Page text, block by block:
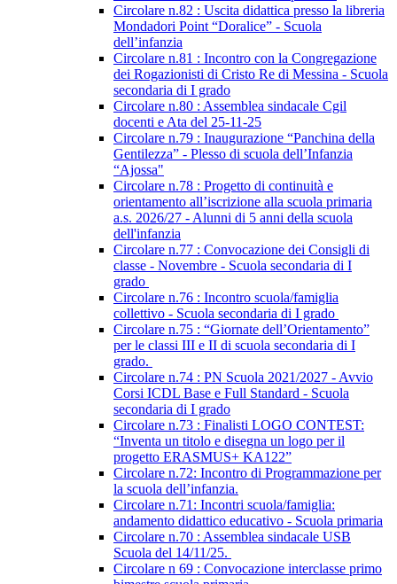
Circolare n.82 : Uscita didattica presso la libreria
Mondadori Point “Doralice” - Scuola
dell’infanzia
Circolare n.81 : Incontro con la Congregazione
dei Rogazionisti di Cristo Re di Messina - Scuola
secondaria di I grado
Circolare n.80 : Assemblea sindacale Cgil
docenti e Ata del 25-11-25
Circolare n.79 : Inaugurazione “Panchina della
Gentilezza” - Plesso di scuola dell’Infanzia
“Ajossa"
Circolare n.78 : Progetto di continuità e
orientamento all’iscrizione alla scuola primaria
a.s. 2026/27 - Alunni di 5 anni della scuola
dell'infanzia
Circolare n.77 : Convocazione dei Consigli di
classe - Novembre - Scuola secondaria di I
grado
Circolare n.76 : Incontro scuola/famiglia
collettivo - Scuola secondaria di I grado
Circolare n.75 : “Giornate dell’Orientamento”
per le classi III e II di scuola secondaria di I
grado.
Circolare n.74 : PN Scuola 2021/2027 - Avvio
Corsi ICDL Base e Full Standard - Scuola
secondaria di I grado
Circolare n.73 : Finalisti LOGO CONTEST:
“Inventa un titolo e disegna un logo per il
progetto ERASMUS+ KA122”
Circolare n.72: Incontro di Programmazione per
la scuola dell’infanzia.
Circolare n.71: Incontri scuola/famiglia:
andamento didattico educativo - Scuola primaria
Circolare n.70 : Assemblea sindacale USB
Scuola del 14/11/25.
Circolare n 69 : Convocazione interclasse primo